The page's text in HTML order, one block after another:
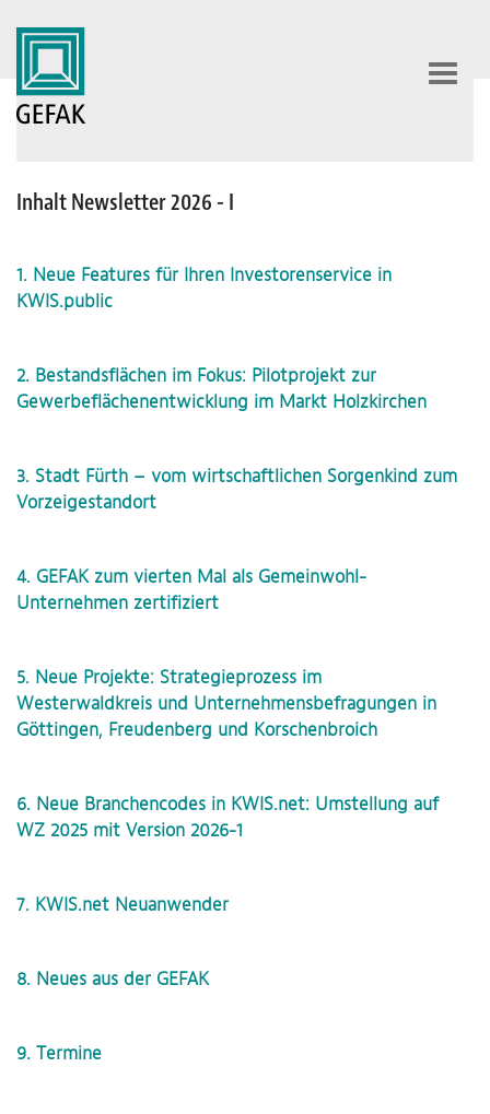
Inhalt Newsletter 2026 - I
1. Neue Features für Ihren Investorenservice in
KWIS.public
2. Bestandsflächen im Fokus: Pilotprojekt zur
Gewerbeflächenentwicklung im Markt Holzkirchen
3. Stadt Fürth – vom wirtschaftlichen Sorgenkind zum
Vorzeigestandort
4. GEFAK zum vierten Mal als Gemeinwohl-
Unternehmen zertifiziert
5. Neue Projekte: Strategieprozess im
Westerwaldkreis und Unternehmensbefragungen in
Göttingen, Freudenberg und Korschenbroich
6. Neue Branchencodes in KWIS.net: Umstellung auf
WZ 2025 mit Version 2026-1
7. KWIS.net Neuanwender
8. Neues aus der GEFAK
9. Termine